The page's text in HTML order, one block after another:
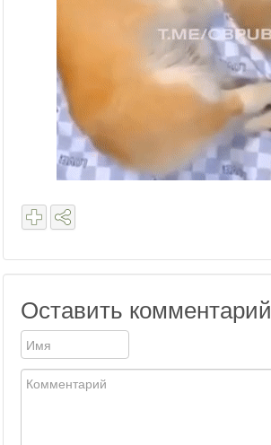
Оставить комментарий